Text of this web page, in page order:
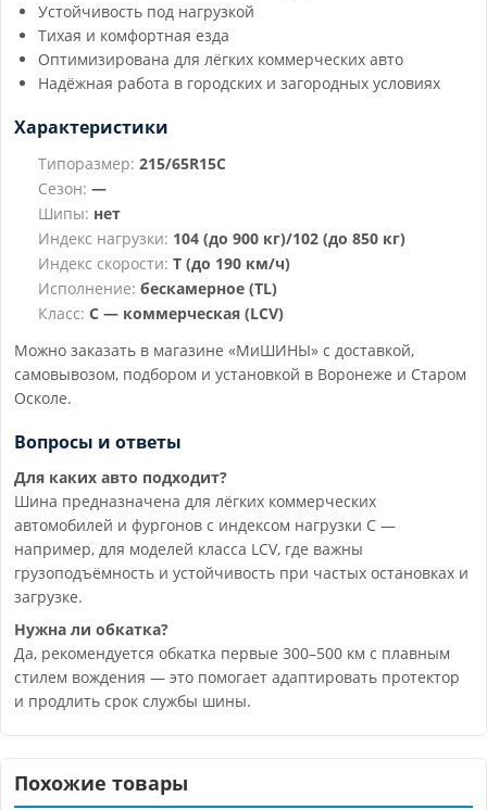
Устойчивость под нагрузкой
Тихая и комфортная езда
Оптимизирована для лёгких коммерческих авто
Надёжная работа в городских и загородных условиях
Характеристики
Типоразмер: 215/65R15C
Сезон: —
Шипы: нет
Индекс нагрузки: 104 (до 900 кг)/102 (до 850 кг)
Индекс скорости: T (до 190 км/ч)
Исполнение: бескамерное (TL)
Класс: C — коммерческая (LCV)
Можно заказать в магазине «МиШИНЫ» с доставкой,
самовывозом, подбором и установкой в Воронеже и Старом
Осколе.
Вопросы и ответы
Для каких авто подходит?
Шина предназначена для лёгких коммерческих
автомобилей и фургонов с индексом нагрузки C —
например, для моделей класса LCV, где важны
грузоподъёмность и устойчивость при частых остановках и
загрузке.
Нужна ли обкатка?
Да, рекомендуется обкатка первые 300–500 км с плавным
стилем вождения — это помогает адаптировать протектор
и продлить срок службы шины.
Похожие товары